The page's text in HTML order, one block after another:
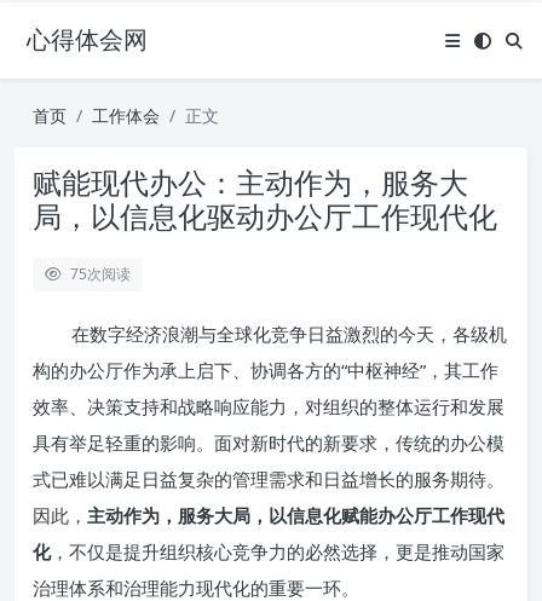
心得体会网
首页 工作体会 正文
赋能现代办公：主动作为，服务大
局，以信息化驱动办公厅工作现代化
75次阅读
在数字经济浪潮与全球化竞争日益激烈的今天，各级机
构的办公厅作为承上启下、协调各方的“中枢神经”，其工作
效率、决策支持和战略响应能力，对组织的整体运行和发展
具有举足轻重的影响。面对新时代的新要求，传统的办公模
式已难以满足日益复杂的管理需求和日益增长的服务期待。
因此， 主动作为，服务大局，以信息化赋能办公厅工作现代
化，不仅是提升组织核心竞争力的必然选择，更是推动国家
治理体系和治理能力现代化的重要一环。